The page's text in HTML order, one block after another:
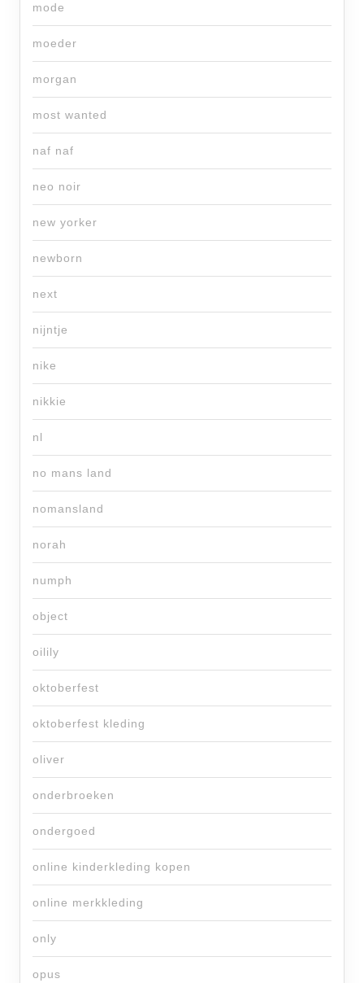
mode
moeder
morgan
most wanted
naf naf
neo noir
new yorker
newborn
next
nijntje
nike
nikkie
nl
no mans land
nomansland
norah
numph
object
oilily
oktoberfest
oktoberfest kleding
oliver
onderbroeken
ondergoed
online kinderkleding kopen
online merkkleding
only
opus